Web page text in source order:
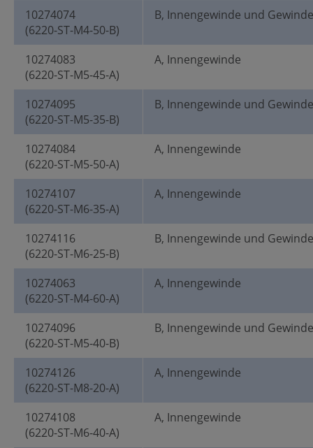
10274074
(6220-ST-M4-50-B)
B, Innengewinde und
10274083
(6220-ST-M5-45-A)
A, Innengewinde
10274095
(6220-ST-M5-35-B)
B, Innengewinde und
10274084
(6220-ST-M5-50-A)
A, Innengewinde
10274107
(6220-ST-M6-35-A)
A, Innengewinde
10274116
(6220-ST-M6-25-B)
B, Innengewinde und
10274063
(6220-ST-M4-60-A)
A, Innengewinde
10274096
(6220-ST-M5-40-B)
B, Innengewinde und
10274126
(6220-ST-M8-20-A)
A, Innengewinde
10274108
(6220-ST-M6-40-A)
A, Innengewinde